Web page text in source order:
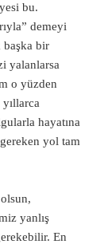
bu.
demeyi
başka bir
yalanlarsa
o yüzden
hayatına
yol tam
yanlış
En